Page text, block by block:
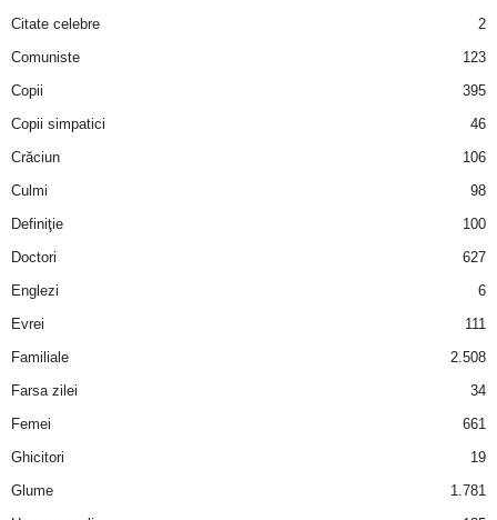
Citate celebre
2
Comuniste
123
Copii
395
Copii simpatici
46
Crăciun
106
Culmi
98
Definiţie
100
Doctori
627
Englezi
6
Evrei
111
Familiale
2.508
Farsa zilei
34
Femei
661
Ghicitori
19
Glume
1.781